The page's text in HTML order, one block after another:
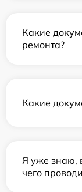
Какие
ремонта?
Какие
Я уже знаю,
чего